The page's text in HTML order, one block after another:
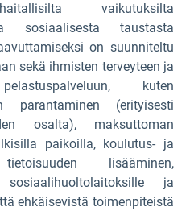
vaikutuksilta
sosiaalisesta taustasta
on suunniteltu
sekä ihmisten terveyteen ja
kuten
parantaminen (erityisesti
osalta), maksuttoman
paikoilla, koulutus- ja
lisääminen,
ja
ehkäisevistä toimenpiteistä